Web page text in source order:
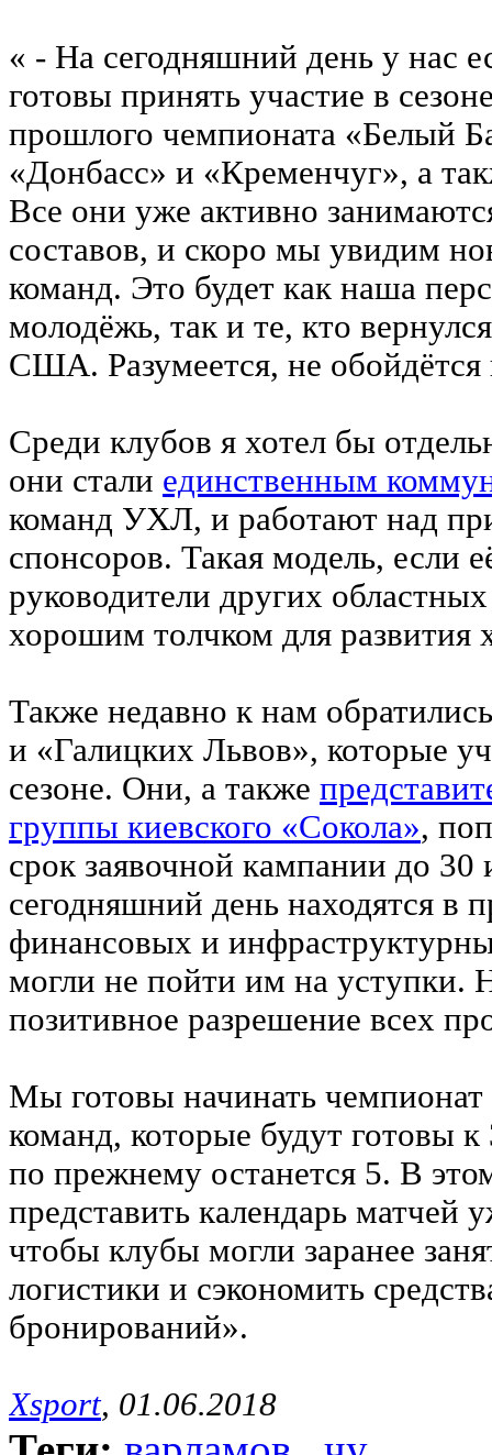
« - На сегодняшний день у нас
готовы принять участие в
прошлого чемпионата «Белый
«Донбасс» и «Кременчуг», а
Все они уже активно
составов, и скоро мы увидим
команд. Это будет как наша
молодёжь, так и те, кто
США. Разумеется, не обойдётся
Среди клубов я хотел бы
они стали единственным
команд УХЛ, и работают над
спонсоров. Такая модель, если
руководители других
хорошим толчком для развития
Также недавно к нам
и «Галицких Львов», которые
сезоне. Они, а также
группы киевского «Сокола»,
срок заявочной кампании до
сегодняшний день находятся в
финансовых и
могли не пойти им на уступки.
позитивное разрешение всех
Мы готовы начинать чемпионат
команд, которые будут готовы
по прежнему останется 5. В
представить календарь матчей
чтобы клубы могли заранее
логистики и сэкономить
бронирований».
Xsport, 01.06.2018